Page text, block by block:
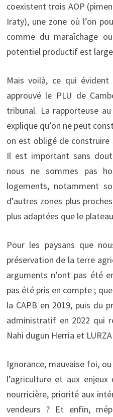
coexistent trois AOP
Iraty), une zone où l’on
comme du maraîchage
potentiel productif est
Mais voilà, ce qui
approuvé le PLU de
tribunal. La rapporteuse
explique qu’on ne peut
on est obligé de
Il est important sans
nous ne sommes pas
logements, notamment
d’autres zones plus
plus adaptées que le
Pour les paysans que
préservation de la terre
arguments n’ont pas été
pas été pris en compte ;
la CAPB en 2019, puis du
administratif en 2022 qui
Nahi dugun Herria et
Ignorance, mauvaise foi,
l’agriculture et aux
nourricière, priorité aux
vendeurs ? Et enfin,